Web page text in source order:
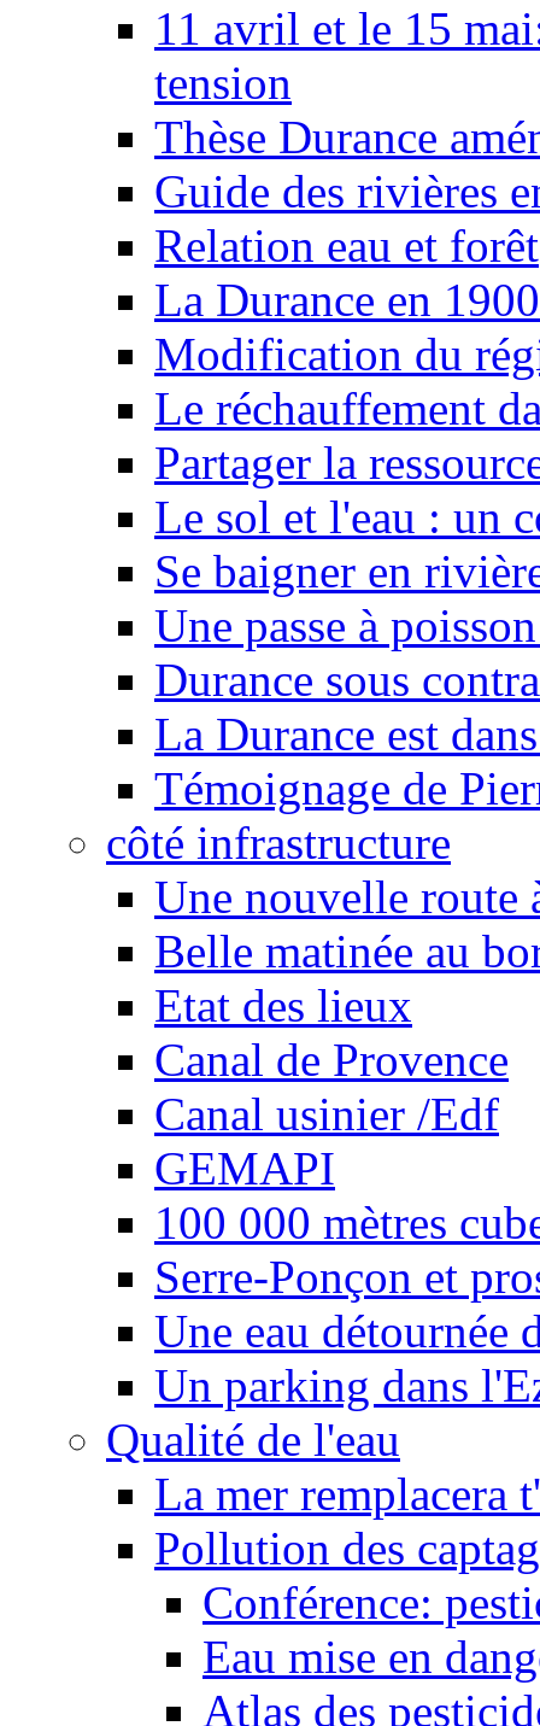
11 avril et le 15
tension
Thèse Durance
Guide des rivières
Relation eau et forêt
La Durance en 1900
Modification du
Le réchauffement
Partager la
Le sol et l'eau : un
Se baigner en
Une passe à
Durance sous
La Durance est
Témoignage de
côté infrastructure
Une nouvelle route
Belle matinée au
Etat des lieux
Canal de Provence
Canal usinier /Edf
GEMAPI
100 000 mètres
Serre-Ponçon et
Une eau détournée
Un parking dans
Qualité de l'eau
La mer remplacera
Pollution des
Conférence:
Eau mise en
Atlas des